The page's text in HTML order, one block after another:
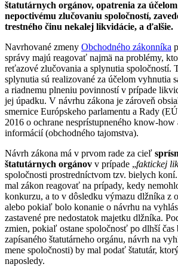
štatutárnych orgánov, opatrenia za
nepoctivému zlučovaniu spoločností,
trestného činu nekalej likvidácie, a ďalšie.
Navrhované zmeny Obchodného zákonníka
správy majú reagovať najmä na problémy,
reťazové zlučovania a splynutia spoločností.
splynutia sú realizované za účelom vyhnutia
a riadnemu plneniu povinností v prípade
jej úpadku. V návrhu zákona je zároveň
smernice Európskeho parlamentu a Rady
2016 o ochrane nesprístupneného know-how
informácií (obchodného tajomstva).
Návrh zákona má v prvom rade za cieľ
štatutárnych orgánov v prípade „faktickej
spoločnosti prostredníctvom tzv. bielych
mal zákon reagovať na prípady, kedy
konkurzu, a to v dôsledku výmazu dlžníka z
alebo pokiaľ bolo konanie o návrhu na
zastavené pre nedostatok majetku dlžníka.
zmien, pokiaľ ostane spoločnosť po dlhší čas
zapísaného štatutárneho orgánu, návrh na
mene spoločnosti) by mal podať štatutár,
naposledy.